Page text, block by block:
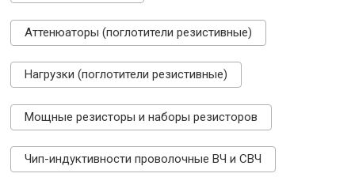
Аттенюаторы (поглотители резистивные)
Нагрузки (поглотители резистивные)
Мощные резисторы и наборы резисторов
Чип-индуктивности проволочные ВЧ и СВЧ